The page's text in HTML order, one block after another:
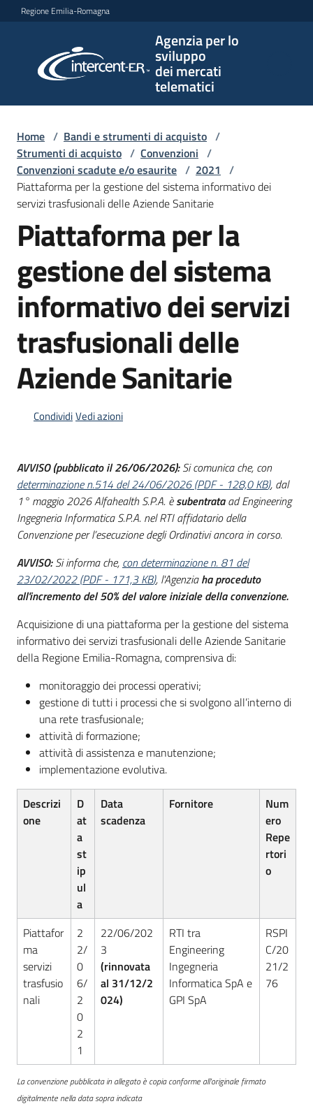
Vai al contenuto
Vai alla navigazione
Vai al footer
Regione Emilia-Romagna
Agenzia per lo
sviluppo
dei mercati
telematici
per lo
sviluppo
telematici
L'Agenzia
e
strumenti
di
acquisto
Supporto
English
site
Seguici
su
Home / Bandi e strumenti di acquisto /
Strumenti di acquisto / Convenzioni /
Convenzioni scadute e/o esaurite / 2021 /
Piattaforma per la gestione del sistema informativo dei
servizi trasfusionali delle Aziende Sanitarie
Piattaforma per la
gestione del sistema
informativo dei servizi
trasfusionali delle
Aziende Sanitarie
CondividiVedi azioni
AVVISO (pubblicato il 26/06/2026):Si comunica che, con
determinazione n.514 del 24/06/2026(PDF- 128,0 KB), dal
1° maggio 2026 Alfahealth S.P.A. èsubentrataad Engineering
Ingegneria Informatica S.P.A. nel RTI affidatario della
Convenzione per l’esecuzione degli Ordinativi ancora in corso.
AVVISO:Si informa che, con determinazione n. 81 del
23/02/2022(PDF- 171,3 KB), l'Agenziaha proceduto
all'incremento del 50% del valore iniziale della convenzione.
Acquisizione di una piattaforma per la gestione del sistema
informativo dei servizi trasfusionali delle Aziende Sanitarie
della Regione Emilia-Romagna, comprensiva di:
monitoraggio dei processi operativi;
gestione di tutti i processi che si svolgono all’interno di
una rete trasfusionale;
attività di formazione;
attività di assistenza e manutenzione;
implementazione evolutiva.
Descrizi
one
D
at
a
st
ip
ul
a
Data
scadenza
Fornitore
Num
ero
Repe
rtori
o
Piattafor
ma
servizi
trasfusio
nali
2
2/
0
6/
2
0
2
1
22/06/202
3
(rinnovata
al 31/12/2
024)
RTI tra
Engineering
Ingegneria
Informatica SpA e
GPI SpA
RSPI
C/20
21/2
76
La convenzione pubblicata in allegato è copia conforme all'originale firmato
digitalmente nella data sopra indicata